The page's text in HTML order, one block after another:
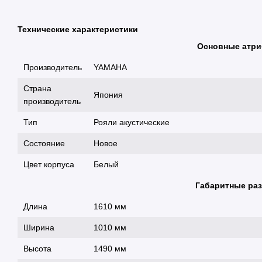
Технические характеристики
Основные
Производитель YAMAHA
Страна
производитель
Япония
Тип Рояли акустические
Состояние Новое
Цвет корпуса Белый
Габаритные
Длина 1610 мм
Ширина 1010 мм
Высота 1490 мм